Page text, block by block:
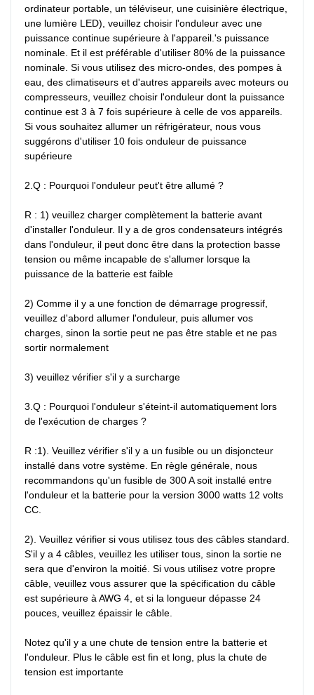
ordinateur portable, un téléviseur, une cuisinière électrique,
une lumière LED), veuillez choisir l'onduleur avec une
puissance continue supérieure à l'appareil.'s puissance
nominale. Et il est préférable d'utiliser 80% de la puissance
nominale. Si vous utilisez des micro-ondes, des pompes à
eau, des climatiseurs et d'autres appareils avec moteurs ou
compresseurs, veuillez choisir l'onduleur dont la puissance
continue est 3 à 7 fois supérieure à celle de vos appareils.
Si vous souhaitez allumer un réfrigérateur, nous vous
suggérons d'utiliser 10 fois onduleur de puissance
supérieure
2.Q : Pourquoi l'onduleur peut't être allumé ?
R : 1) veuillez charger complètement la batterie avant
d'installer l'onduleur. Il y a de gros condensateurs intégrés
dans l'onduleur, il peut donc être dans la protection basse
tension ou même incapable de s'allumer lorsque la
puissance de la batterie est faible
2) Comme il y a une fonction de démarrage progressif,
veuillez d'abord allumer l'onduleur, puis allumer vos
charges, sinon la sortie peut ne pas être stable et ne pas
sortir normalement
3) veuillez vérifier s'il y a surcharge
3.Q : Pourquoi l'onduleur s'éteint-il automatiquement lors
de l'exécution de charges ?
R :1). Veuillez vérifier s'il y a un fusible ou un disjoncteur
installé dans votre système. En règle générale, nous
recommandons qu'un fusible de 300 A soit installé entre
l'onduleur et la batterie pour la version 3000 watts 12 volts
CC.
2). Veuillez vérifier si vous utilisez tous des câbles standard.
S'il y a 4 câbles, veuillez les utiliser tous, sinon la sortie ne
sera que d'environ la moitié. Si vous utilisez votre propre
câble, veuillez vous assurer que la spécification du câble
est supérieure à AWG 4, et si la longueur dépasse 24
pouces, veuillez épaissir le câble.
Notez qu'il y a une chute de tension entre la batterie et
l'onduleur. Plus le câble est fin et long, plus la chute de
tension est importante